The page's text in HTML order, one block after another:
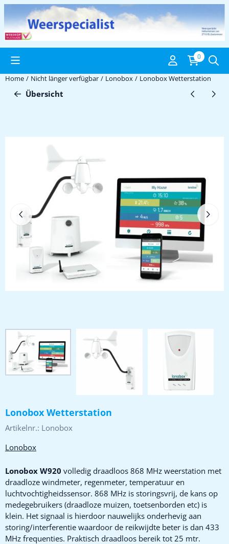
Cookie-Einstellungen verfügbar. Einstellungen wählen oder alle
0
Home / Nicht länger verfügbar / Lonobox / Lonobox Wetterstation
Übersicht
Lonobox Wetterstation
Artikelnr.: Lonobox
Lonobox
Lonobox W920 volledig draadloos 868 MHz weerstation met
draadloze windmeter, regenmeter, temperatuur en
luchtvochtigheidssensor. 868 MHz is storingsvrij, de kans op
medegebruikers (draadloze muizen, toetsenborden etc) is
klein. Het signaal is hierdoor nauwelijks onderhevig aan
storing/interferentie waardoor de reikwijdte beter is dan 433
MHz frequenties. Praktisch draadloos bereik tot 25 mtr.